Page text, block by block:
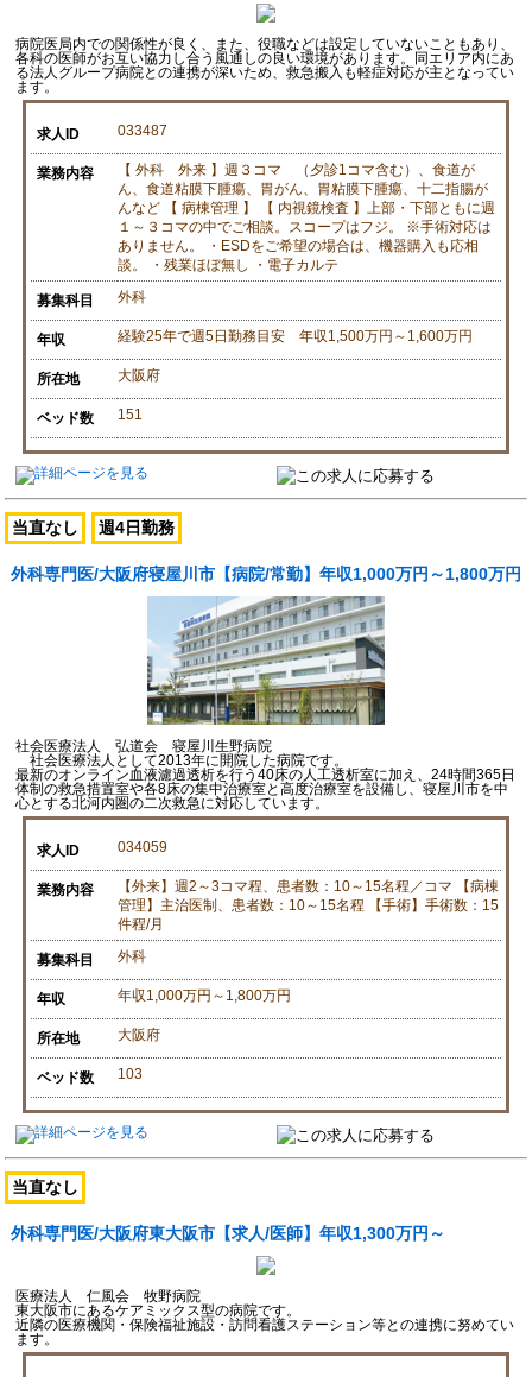
病院医局内での関係性が良く、また、役職などは設定していないこともあり、
各科の医師がお互い協力し合う風通しの良い環境があります。同エリア内にあ
る法人グループ病院との連携が深いため、救急搬入も軽症対応が主となってい
ます。
求人ID 033487
業務内容
【 外科 外来 】週３コマ （夕診1コマ含む）、食道が
ん、食道粘膜下腫瘍、胃がん、胃粘膜下腫瘍、十二指腸が
んなど 【 病棟管理 】 【 内視鏡検査 】上部・下部ともに週
１～３コマの中でご相談。スコープはフジ。 ※手術対応は
ありません。 ・ESDをご希望の場合は、機器購入も応相
談。 ・残業ほぼ無し ・電子カルテ
募集科目 外科
年収 経験25年で週5日勤務目安 年収1,500万円～1,600万円
所在地 大阪府
ベッド数 151
当直なし 週4日勤務
外科専門医/大阪府寝屋川市【病院/常勤】年収1,000万円～1,800万円
社会医療法人 弘道会 寝屋川生野病院
社会医療法人として2013年に開院した病院です。
最新のオンライン血液濾過透析を行う40床の人工透析室に加え、24時間365日
体制の救急措置室や各8床の集中治療室と高度治療室を設備し、寝屋川市を中
心とする北河内圏の二次救急に対応しています。
求人ID 034059
業務内容
【外来】週2～3コマ程、患者数：10～15名程／コマ 【病棟
管理】主治医制、患者数：10～15名程 【手術】手術数：15
件程/月
募集科目 外科
年収 年収1,000万円～1,800万円
所在地 大阪府
ベッド数 103
当直なし
外科専門医/大阪府東大阪市【求人/医師】年収1,300万円～
医療法人 仁風会 牧野病院
東大阪市にあるケアミックス型の病院です。
近隣の医療機関・保険福祉施設・訪問看護ステーション等との連携に努めてい
ます。